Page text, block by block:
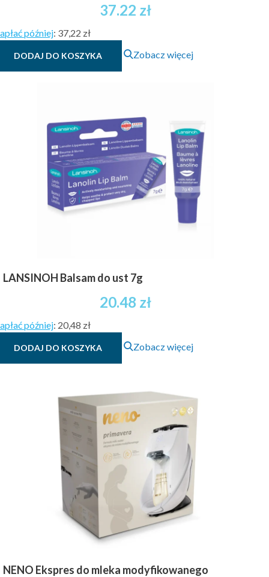
37.22 zł
później: 37,22 zł
DODAJ DO KOSZYKA Zobacz więcej
LANSINOH Balsam do ust 7g
20.48 zł
później: 20,48 zł
DODAJ DO KOSZYKA Zobacz więcej
NENO Ekspres do mleka modyfikowanego